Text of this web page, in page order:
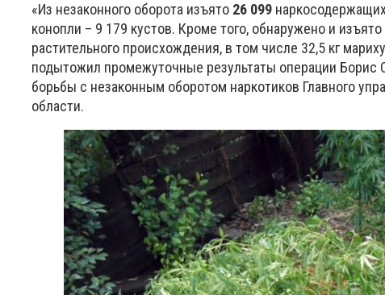
«Из незаконного оборота изъято 26 099
конопли – 9 179 кустов. Кроме того, обнаружено и
растительного происхождения, в том числе 32,5 кг
подытожил промежуточные результаты операции Борис
борьбы с незаконным оборотом наркотиков Главного
области.